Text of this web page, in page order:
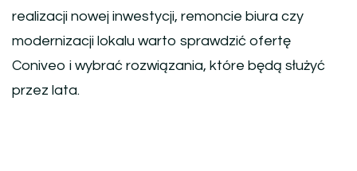
realizacji nowej inwestycji, remoncie biura czy
modernizacji lokalu warto sprawdzić ofertę
Coniveo i wybrać rozwiązania, które będą służyć
przez lata.